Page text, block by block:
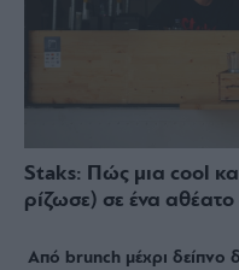
Staks: Πώς μια cool
ρίζωσε) σε ένα
Από brunch μέχρι δείπνο